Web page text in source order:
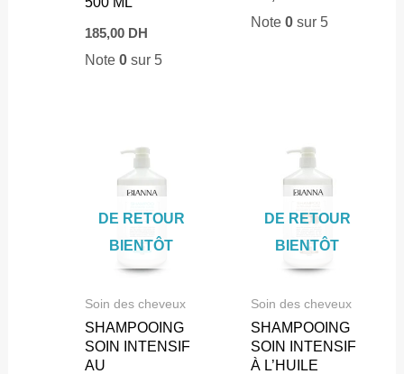
185,00 DH
Note0 sur 5
Note0 sur 5
DE RETOUR
BIENTÔT
Soin des cheveux
SHAMPOOING
SOIN INTENSIF
AU
DE RETOUR
BIENTÔT
Soin des cheveux
SHAMPOOING
SOIN INTENSIF
À L’HUILE